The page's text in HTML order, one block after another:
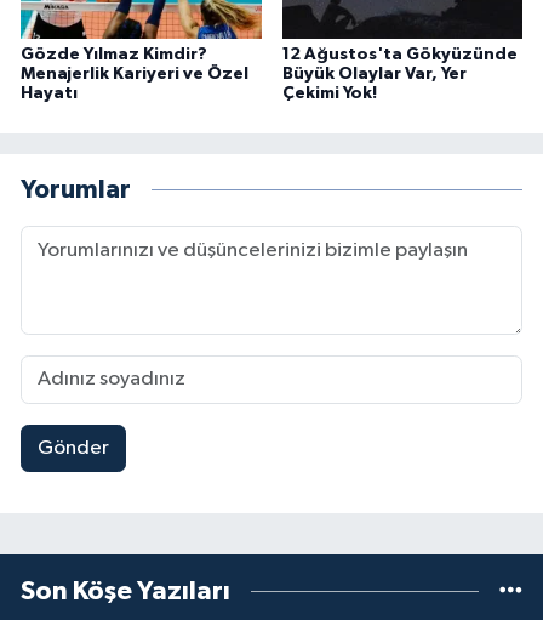
Gözde Yılmaz Kimdir?
Menajerlik Kariyeri ve Özel
Hayatı
12 Ağustos'ta Gökyüzünde
Büyük Olaylar Var, Yer
Çekimi Yok!
Yorumlar
Gönder
Son Köşe Yazıları